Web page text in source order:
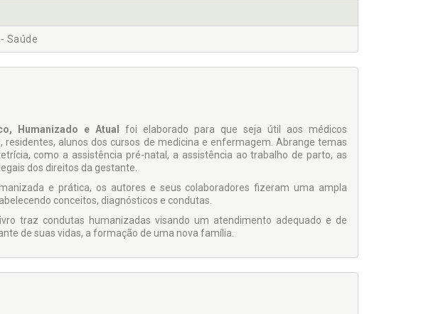
Saúde
Hu­manizado e Atualfoi elaborado para que seja útil aos mé­dicos
alunos dos cursos de medicina e enfermagem. Abrange temas
como a assistência pré-natal, a assistência ao trabalho de parto, as
dos direitos da gestante.
e prática, os autores e seus colaboradores fizeram uma ampla
conceitos, diagnósticos e condutas.
traz condutas humanizadas visando um atendimento adequa­do e de
de suas vidas, a formação de uma nova família.